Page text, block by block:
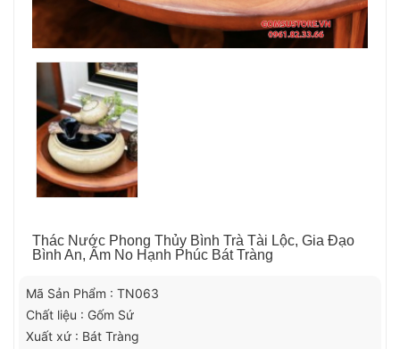
Thác Nước Phong Thủy Bình Trà Tài Lộc, Gia Đạo
Bình An, Ấm No Hạnh Phúc Bát Tràng
Mã Sản Phẩm : TN063
Chất liệu : Gốm Sứ
Xuất xứ : Bát Tràng